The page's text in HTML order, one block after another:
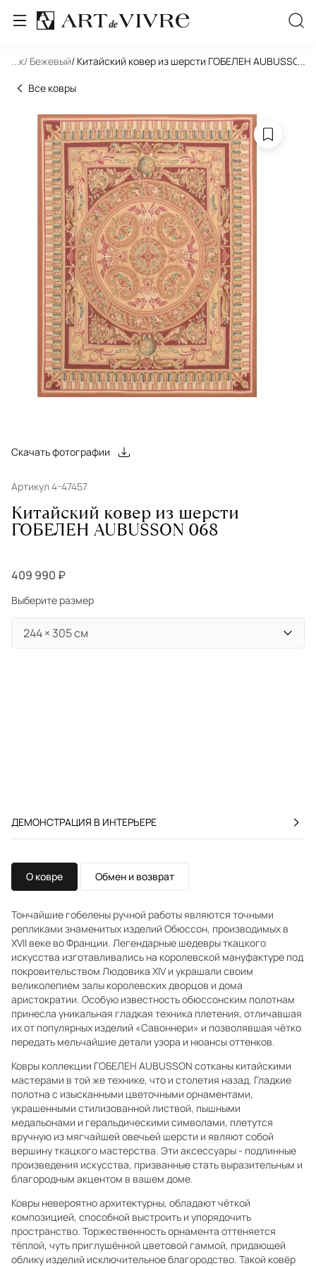
... / Бежевый/ Китайский ковер из шерсти ГОБЕЛЕН AUBUSSON
...
Все ковры
Скачать фотографии
Артикул 4-47457
Китайский ковер из шерсти
ГОБЕЛЕН AUBUSSON 068
409 990 ₽
Выберите размер
ДЕМОНСТРАЦИЯ В ИНТЕРЬЕРЕ
О ковре Обмен и возврат
Тончайшие гобелены ручной работы являются точными
репликами знаменитых изделий Обюссон, производимых в
XVII веке во Франции. Легендарные шедевры ткацкого
искусства изготавливались на королевской мануфактуре под
покровительством Людовика XIV и украшали своим
великолепием залы королевских дворцов и дома
аристократии. Особую известность обюссонским полотнам
принесла уникальная гладкая техника плетения, отличавшая
их от популярных изделий «Савоннери» и позволявшая чётко
передать мельчайшие детали узора и нюансы оттенков.
Ковры коллекции ГОБЕЛЕН AUBUSSON сотканы китайскими
мастерами в той же технике, что и столетия назад. Гладкие
полотна с изысканными цветочными орнаментами,
украшенными стилизованной листвой, пышными
медальонами и геральдическими символами, плетутся
вручную из мягчайшей овечьей шерсти и являют собой
вершину ткацкого мастерства. Эти аксессуары - подлинные
произведения искусства, призванные стать выразительным и
благородным акцентом в вашем доме.
Ковры невероятно архитектурны, обладают чёткой
композицией, способной выстроить и упорядочить
пространство. Торжественность орнамента оттеняется
тёплой, чуть приглушённой цветовой гаммой, придающей
облику изделий исключительное благородство. Такой ковёр